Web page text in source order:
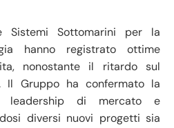
Sottomarini per la
hanno registrato ottime
nonostante il ritardo sul
Il Gruppo ha confermato la
leadership di mercato e
diversi nuovi progetti sia